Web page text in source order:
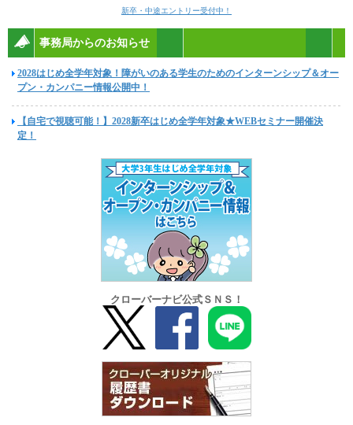
新卒・中途エントリー受付中！
事務局からのお知らせ
2028はじめ全学年対象！障がいのある学生のためのインターンシップ＆オー
プン・カンパニー情報公開中！
【自宅で視聴可能！】2028新卒はじめ全学年対象★WEBセミナー開催決
定！
クローバーナビ公式ＳＮＳ！